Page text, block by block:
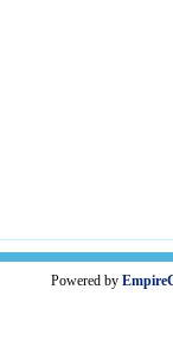
Powered by